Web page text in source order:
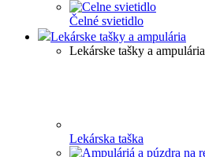
Čelné svietidlo
Lekárske tašky a ampulária
Lekárske tašky a ampulária
Lekárska taška